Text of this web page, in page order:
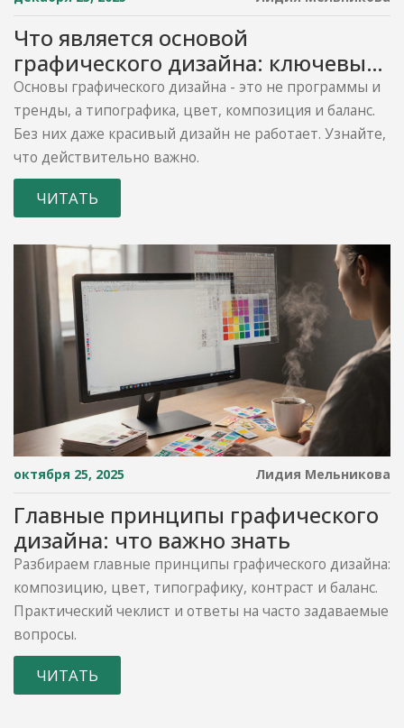
Что является основой
графического дизайна: ключевые
элементы, которые нельзя
игнорировать
Основы графического дизайна - это не программы и
тренды, а типографика, цвет, композиция и баланс.
Без них даже красивый дизайн не работает. Узнайте,
что действительно важно.
ЧИТАТЬ
октября 25, 2025 Лидия Мельникова
Главные принципы графического
дизайна: что важно знать
Разбираем главные принципы графического дизайна:
композицию, цвет, типографику, контраст и баланс.
Практический чеклист и ответы на часто задаваемые
вопросы.
ЧИТАТЬ